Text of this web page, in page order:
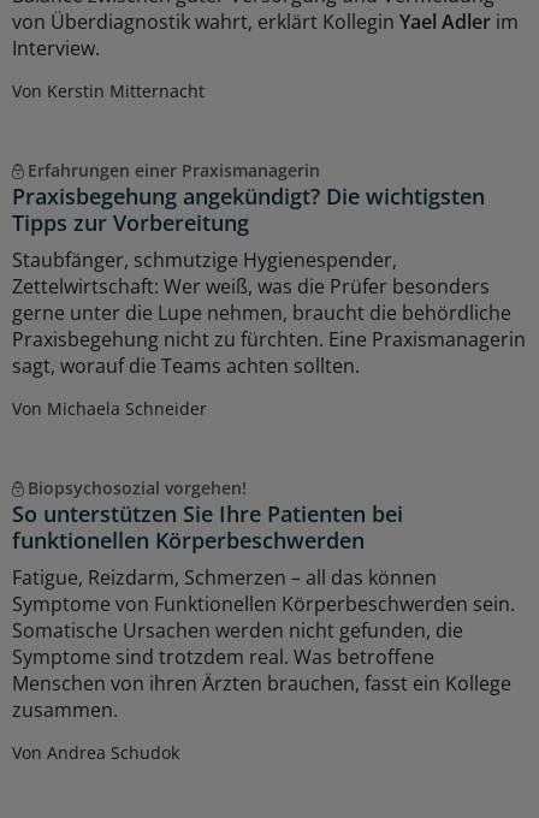
von Überdiagnostik wahrt, erklärt Kollegin Yael Adler im
Interview.
Von Kerstin Mitternacht
Erfahrungen einer Praxismanagerin
Praxisbegehung angekündigt? Die wichtigsten
Tipps zur Vorbereitung
Staubfänger, schmutzige Hygienespender,
Zettelwirtschaft: Wer weiß, was die Prüfer besonders
gerne unter die Lupe nehmen, braucht die behördliche
Praxisbegehung nicht zu fürchten. Eine Praxismanagerin
sagt, worauf die Teams achten sollten.
Von Michaela Schneider
Biopsychosozial vorgehen!
So unterstützen Sie Ihre Patienten bei
funktionellen Körperbeschwerden
Fatigue, Reizdarm, Schmerzen – all das können
Symptome von Funktionellen Körperbeschwerden sein.
Somatische Ursachen werden nicht gefunden, die
Symptome sind trotzdem real. Was betroffene
Menschen von ihren Ärzten brauchen, fasst ein Kollege
zusammen.
Von Andrea Schudok